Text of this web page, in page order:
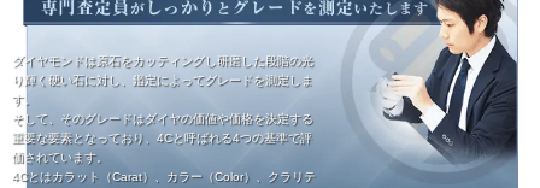
ダイヤモンドは原石をカッティングし研磨した段階の光
り輝く硬い石に対し、鑑定によってグレードを測定しま
す。
そして、そのグレードはダイヤの価値や価格を決定する
重要な要素となっており、4Cと呼ばれる4つの基準で評
価されています。
4Cとはカラット（Carat）、カラー（Color）、クラリテ